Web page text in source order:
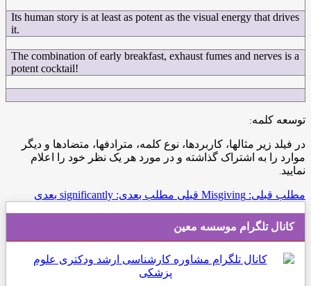
Its human story is at least as potent as the visual energy that drives
it.
The combination of early breakfast, exhaust fumes and nerves is a
potent cocktail!
توسعه کلمه:
در فیلد زیر مثالها، کاربردها، نوع کلمه، مترادفها، متضادها و دیگر
موارد را به اشتراک گذاشته و در مورد هر یک نظر خود را اعلام
نمایید.
مطلب قبلی: Misgiving قبلی مطلب بعدی: significantly بعدی
کانال تلگرام موسسه معین